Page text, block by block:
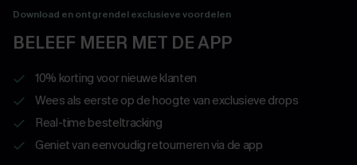
Download en ontgrendel exclusieve voordelen
BELEEF MEER MET DE APP
10% korting voor nieuwe klanten
Wees als eerste op de hoogte van exclusieve drops
Real-time besteltracking
Geniet van eenvoudig retourneren via de app